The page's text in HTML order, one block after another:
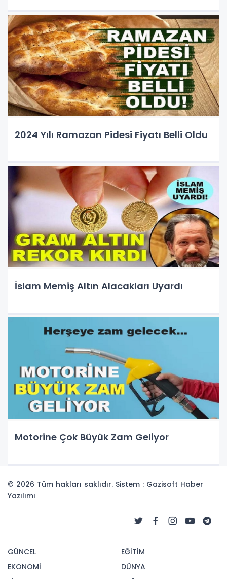
2024 Yılı Ramazan Pidesi Fiyatı Belli Oldu
İslam Memiş Altın Alacakları Uyardı
Motorine Çok Büyük Zam Geliyor
© 2026 Tüm hakları saklıdır. Sistem : Gazisoft Haber
Yazılımı
GÜNCEL
EKONOMİ
EĞİTİM
DÜNYA